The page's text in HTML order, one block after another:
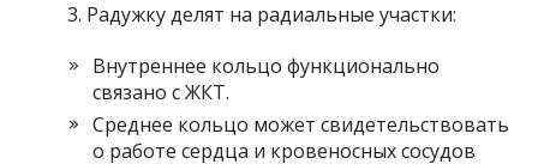
Радужку делят на радиальные участки:
Внутреннее кольцо функционально
связано с ЖКТ.
Среднее кольцо может свидетельствовать
о работе сердца и кровеносных сосудов